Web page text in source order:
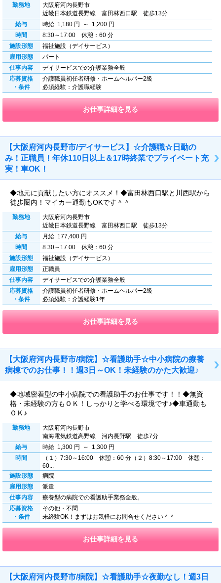
勤務地
大阪府河内長野市
近畿日本鉄道長野線 富田林西口駅 徒歩13分
給与
時給 1,180 円 ～ 1,200 円
時間
8:30～17:00 休憩：60 分
施設形態
福祉施設（デイサービス）
雇用形態
パート
仕事内容
デイサービスでの介護業務全般
応募資格
・条件
介護職員初任者研修・ホームヘルパー2級
必須経験：介護職経験
お仕事詳細を見る
【大阪府河内長野市/デイサービス】☆介護職☆日勤の
み！正職員！年休110日以上＆17時終業でプライベート充
実！車OK！
◆地元に貢献したい方にオススメ！◆富田林西口駅と川西駅から
徒歩圏内！マイカー通勤もOKです＾＾
勤務地
大阪府河内長野市
近畿日本鉄道長野線 富田林西口駅 徒歩13分
給与
月給 177,400 円
時間
8:30～17:00 休憩：60 分
施設形態
福祉施設（デイサービス）
雇用形態
正職員
仕事内容
デイサービスでの介護業務全般
応募資格
・条件
介護職員初任者研修・ホームヘルパー2級
必須経験：介護経験1年
お仕事詳細を見る
【大阪府河内長野市/病院】☆看護助手☆中小病院の療養
病棟でのお仕事！！週3日～OK！未経験のかた大歓迎♪
◆地域密着型の中小病院での看護助手のお仕事です！！◆無資
格・未経験の方もＯＫ！しっかりと学べる環境です♪◆車通勤も
ＯＫ♪
勤務地
大阪府河内長野市
南海電気鉄道高野線 河内長野駅 徒歩7分
給与
時給 1,300 円 ～ 1,300 円
時間
（１）7:30～16:00 休憩：60 分（２）8:30～17:00 休憩：
60...
施設形態
病院
雇用形態
派遣
仕事内容
療養型の病院での看護助手業務全般。
応募資格
・条件
その他・不問
未経験OK！まずはお気軽にお問合せください＾＾
お仕事詳細を見る
【大阪府河内長野市/病院】☆看護助手☆夜勤なし！週3日